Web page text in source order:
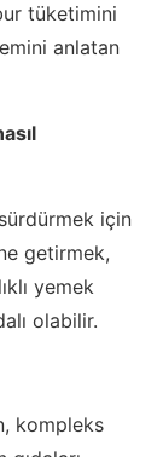
tüketimini
anlatan
sürdürmek için
getirmek,
yemek
olabilir.
kompleks